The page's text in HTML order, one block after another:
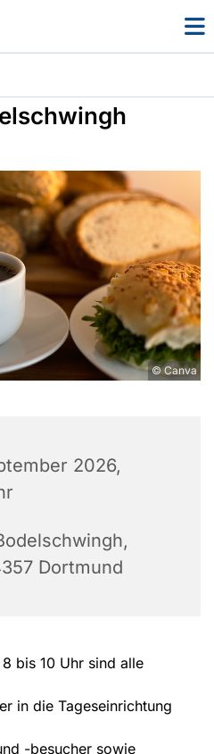
© Canva
2026,
Dortmund
bis 10 Uhr sind alle
in die Tageseinrichtung
-besucher sowie